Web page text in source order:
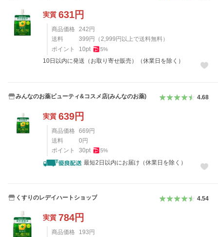
実質 631円
商品価格 242 円
送料
399 円 （2,999 円以上で送料無料）
ポイント
10pt 5%
10日以内に発送（お取り寄せ販売）（休業日を除く）
みんなのお薬ビューティ&コスメ店(みんなのお薬) 4.68
実質 639円
商品価格 669 円
送料
0 円
ポイント
30pt 5%
最短2日以内にお届け（休業日を除く）
くすりのレデイハートショップ 4.54
実質 784円
商品価格 193 円